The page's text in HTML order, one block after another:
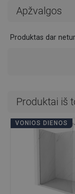
Apžvalgos
Produktas dar
Produktai iš
VONIOS DIENOS